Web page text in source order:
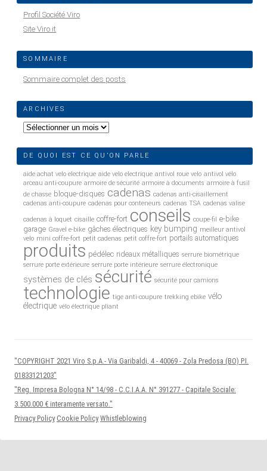
Profil Société Viro
Site Viro.it
SOMMAIRE
Sommaire complet des posts
ARCHIVES
Archives
DE QUOI EST CE QU’ON PARLE
aide achat velo electrique aide velo electrique antivol roue velo antivol vélo
arceau anti-coupure armoire de sécurité armoire à documents armoire à fusil
de chasse bloque-disques cadenas cadenas anti-cisaillement
cadenas anti-coupure cadenas pour conteneurs cadenas TSA cadenas valise
cadenas à loquet cisaille coffre-fort conseils coupe-fil e-bike
garage Gravel e-bike gâches électriques key bumping meilleur antivol
velo mini coffre-fort petit cadenas petit coffre-fort portails automatiques
produits pédélec rideaux métalliques serrure biométrique
serrure porte extérieure serrure porte intérieure serrure électronique
systèmes de clés sécurité sécurité pour camions
technologie tige anti-coupure trekking ebike vélo
électrique vélo électrique pliant
"COPYRIGHT 2021 Viro S.p.A.- Via Garibaldi, 4 - 40069 - Zola Predosa (BO) P.I.
01833121203"
"Reg. Impresa Bologna N° 14/98 - C.C.I.A.A. N° 391277 - Capitale Sociale:
3.500.000 € interamente versato."
Privacy Policy Cookie Policy Whistleblowing